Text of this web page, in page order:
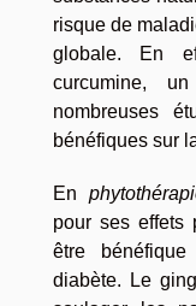
risque de
globale. En
curcumine,
nombreuses
bénéfiques sur
En
pour ses effets
être
diabète. Le